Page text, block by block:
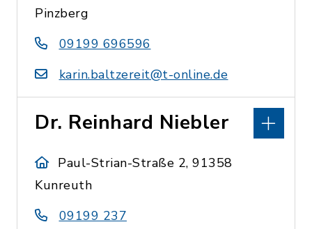
Pinzberg
09199 696596
karin.baltzereit@t-online.de
Dr. Reinhard Niebler
Paul-Strian-Straße 2, 91358
Kunreuth
09199 237